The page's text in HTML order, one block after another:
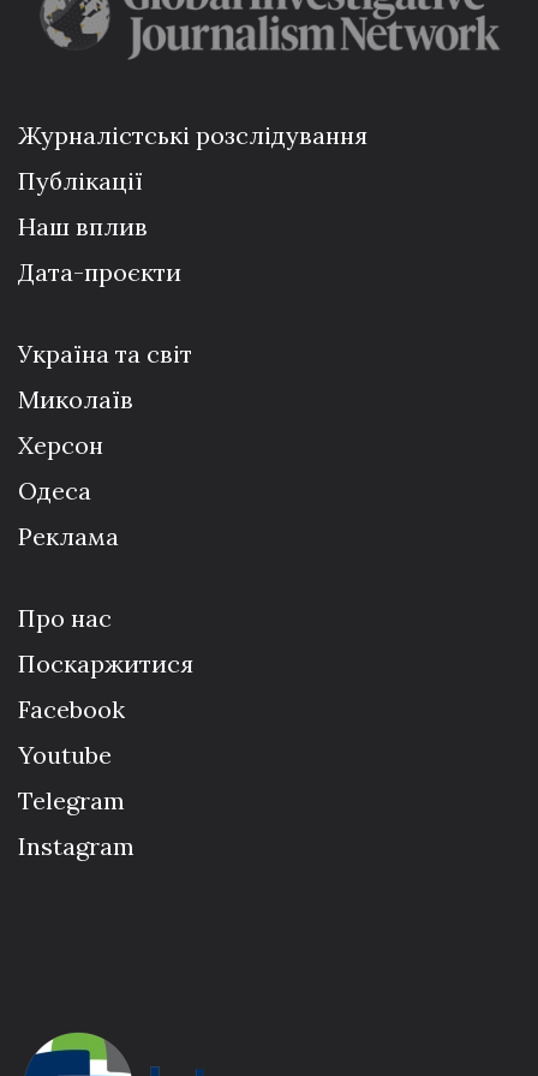
Журналістські розслідування
Публікації
Наш вплив
Дата-проєкти
Україна та світ
Миколаїв
Херсон
Одеса
Реклама
Про нас
Поскаржитися
Facebook
Youtube
Telegram
Instagram